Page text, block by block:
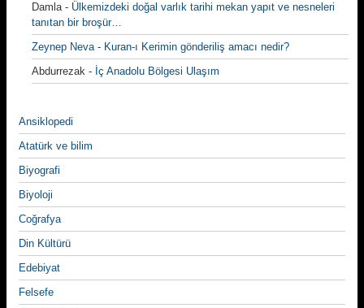
Damla- Ülkemizdeki doğal varlık tarihi mekan yapıt ve nesneleri
tanıtan bir broşür…
Zeynep Neva- Kuran-ı Kerimin gönderiliş amacı nedir?
Abdurrezak - İç Anadolu Bölgesi Ulaşım
Ansiklopedi
Atatürk ve bilim
Biyografi
Biyoloji
Coğrafya
Din Kültürü
Edebiyat
Felsefe